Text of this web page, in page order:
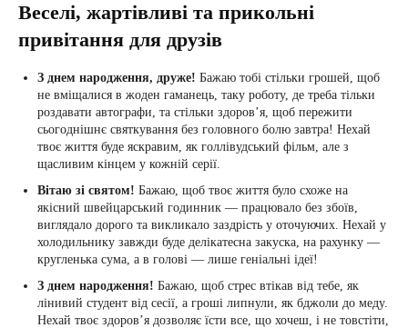
Веселі, жартівливі та прикольні
привітання для друзів
З днем народження, друже! Бажаю тобі стільки грошей, щоб
не вміщалися в жоден гаманець, таку роботу, де треба тільки
роздавати автографи, та стільки здоров’я, щоб пережити
сьогоднішнє святкування без головного болю завтра! Нехай
твоє життя буде яскравим, як голлівудський фільм, але з
щасливим кінцем у кожній серії.
Вітаю зі святом! Бажаю, щоб твоє життя було схоже на
якісний швейцарський годинник — працювало без збоїв,
виглядало дорого та викликало заздрість у оточуючих. Нехай у
холодильнику завжди буде делікатесна закуска, на рахунку —
кругленька сума, а в голові — лише геніальні ідеї!
З днем народження! Бажаю, щоб стрес втікав від тебе, як
лінивий студент від сесії, а гроші липнули, як бджоли до меду.
Нехай твоє здоров’я дозволяє їсти все, що хочеш, і не товстіти,